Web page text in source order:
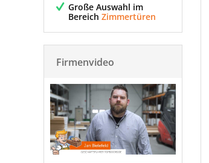
Große Auswahl im
Bereich Zimmertüren
Firmenvideo